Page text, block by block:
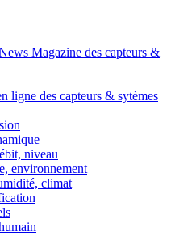
Magazine des capteurs &
ligne des capteurs & sytèmes
niveau
environnement
climat